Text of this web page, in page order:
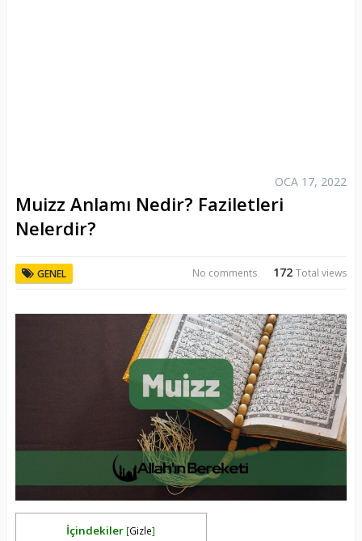
OCA 17, 2022
Muizz Anlamı Nedir? Faziletleri
Nelerdir?
GENEL 172Total views
No comments
İçindekiler [Gizle]